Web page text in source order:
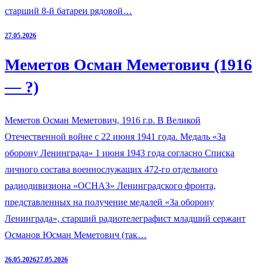
старший 8-й батареи рядовой…
27.05.2026
Меметов Осман Меметович (1916
— ?)
Меметов Осман Меметович, 1916 г.р. В Великой
Отечественной войне с 22 июня 1941 года. Медаль «За
оборону Ленинграда» 1 июня 1943 года согласно Списка
личного состава военнослужащих 472-го отдельного
радиодивизиона «ОСНАЗ» Ленинградского фронта,
представленных на получение медалей «За оборону
Ленинграда», старший радиотелеграфист младший сержант
Османов Юсман Меметович (так…
26.05.202627.05.2026